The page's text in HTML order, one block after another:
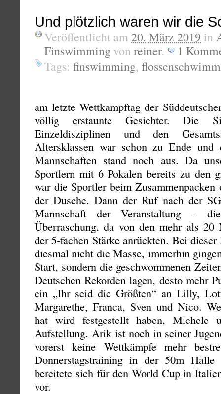
Und plötzlich waren wir die
Veröffentlicht am 20. März 2019 in
Finswimming von reiner. 1
Tags: finswimming,
am letzte Wettkampftag der
völlig erstaunte Gesichter. Die
Einzeldisziplinen und den
Altersklassen war schon zu Ende und
Mannschaften stand noch aus. Da
Sportlern mit 6 Pokalen bereits zu den
war die Sportler beim Zusammenpacken
der Dusche. Dann der Ruf nach der
Mannschaft der Veranstaltung –
Überraschung, da von den mehr als 20
der 5-fachen Stärke anrückten. Bei
diesmal nicht die Masse, immerhin
Start, sondern die geschwommenen
Deutschen Rekorden lagen, desto mehr
ein „Ihr seid die Größten“ an Lilly,
Margarethe, Franca, Sven und Nico.
hat wird festgestellt haben,
Aufstellung. Arik ist noch in seiner
vorerst keine Wettkämpfe mehr
Donnerstagstraining in der 50m Halle
bereitete sich für den World Cup in
vor.